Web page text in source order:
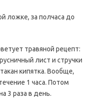
ложке, за полчаса до
травяной рецепт:
лист и стручки
кипятка. Вообще,
1 часа. Потом
3 раза в день.